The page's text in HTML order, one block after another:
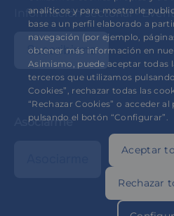
Información sectorial -
Suscribirme
Asociarme
analíticos y para mostrarle
base a un perfil elaborado a
navegación (por ejemplo,
obtener más información en
Asimismo, puede aceptar todas
terceros que utilizamos
Cookies”, rechazar todas las
“Rechazar Cookies” o acceder
pulsando el botón “Configurar”.
Aceptar
Rechazar